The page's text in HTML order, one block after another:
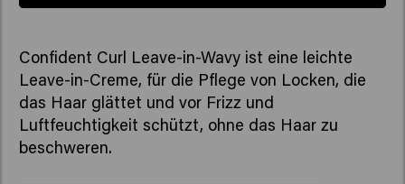
Confident Curl Leave-in-Wavy ist eine leichte
Leave-in-Creme, für die Pflege von Locken, die
das Haar glättet und vor Frizz und
Luftfeuchtigkeit schützt, ohne das Haar zu
beschweren.